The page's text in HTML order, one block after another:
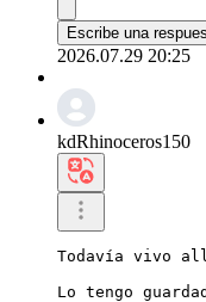
Escribe una
2026.07.29 20:25
kdRhinoceros150
Todavía vivo
Lo tengo